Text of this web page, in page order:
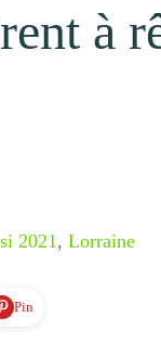
à
2021 , Lorraine
Pin